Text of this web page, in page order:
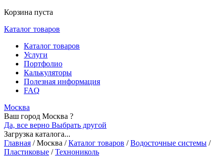
Корзина пуста
Каталог товаров
Каталог товаров
Услуги
Портфолио
Калькуляторы
Полезная информация
FAQ
Москва
Ваш город Москва ?
Да, все верно Выбрать другой
Загрузка каталога...
Главная /Москва / Каталог товаров / Водосточные системы /
Пластиковые / Технониколь